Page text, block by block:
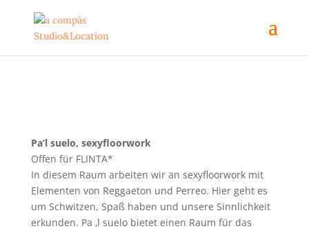
Pa’l suelo, sexyfloorwork
Offen für FLINTA*
In diesem Raum arbeiten wir an sexyfloorwork mit
Elementen von Reggaeton und Perreo. Hier geht es
um Schwitzen, Spaß haben und unsere Sinnlichkeit
erkunden. Pa ‚l suelo bietet einen Raum für das